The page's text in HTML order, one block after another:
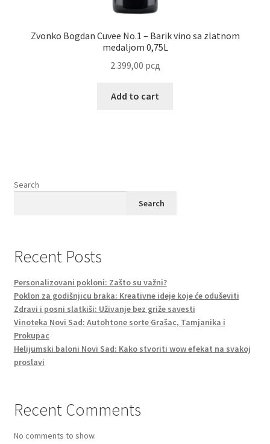
Zvonko Bogdan Cuvee No.1 – Barik vino sa zlatnom
medaljom 0,75L
2.399,00 рсд
Add to cart
Search
Search
Recent Posts
Personalizovani pokloni: Zašto su važni?
Poklon za godišnjicu braka: Kreativne ideje koje će oduševiti
Zdravi i posni slatkiši: Uživanje bez griže savesti
Vinoteka Novi Sad: Autohtone sorte Grašac, Tamjanika i
Prokupac
Helijumski baloni Novi Sad: Kako stvoriti wow efekat na svakoj
proslavi
Recent Comments
No comments to show.